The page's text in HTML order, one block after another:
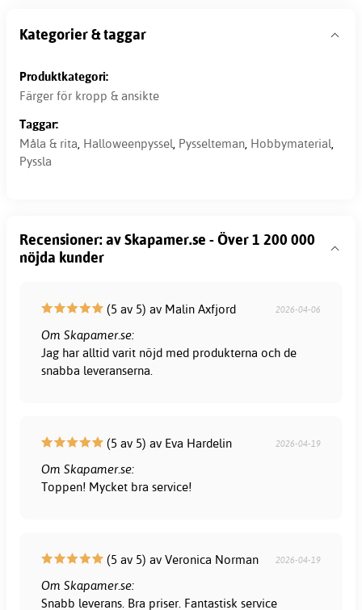
Kategorier & taggar
Produktkategori:
Färger för kropp & ansikte
Taggar:
Måla & rita, Halloweenpyssel, Pysselteman, Hobbymaterial,
Pyssla
Recensioner: av Skapamer.se - Över 1 200 000
nöjda kunder
(5 av 5) av Malin Axfjord 2026-04-06
Om Skapamer.se:
Jag har alltid varit nöjd med produkterna och de
snabba leveranserna.
(5 av 5) av Eva Hardelin 2026-04-19
Om Skapamer.se:
Toppen! Mycket bra service!
(5 av 5) av Veronica Norman 2026-04-19
Om Skapamer.se:
Snabb leverans. Bra priser. Fantastisk service